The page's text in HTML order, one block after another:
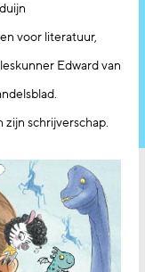
voor literatuur,
Edward van
schrijverschap.